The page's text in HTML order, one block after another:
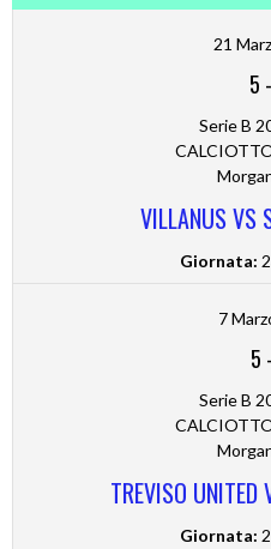
21
5 -
Serie B
VILLANUS VS
Giornata:
7
5 -
Serie B
TREVISO UNITED
Giornata: